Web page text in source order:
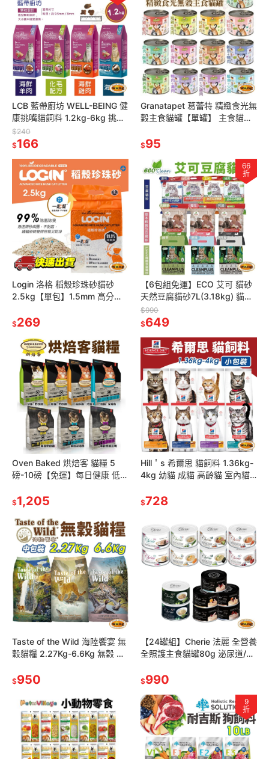
LCB 藍帶廚坊 WELL-BEING 健
康挑嘴貓飼料 1.2kg-6kg 挑嘴
貓糧 藍帶廚坊『林口旗艦店』
$240
$166
Granatapet 葛蕾特 精緻食光無
穀主食貓罐【單罐】 主食貓罐
$95
Login 洛格 稻殼珍珠砂貓砂
2.5kg【單包】1.5mm 高分子
『林口旗艦店』
$269
66
折
【6包組免運】ECO 艾可 貓砂
天然豆腐貓砂7L(3.18kg) 貓砂
『林口旗艦店』
$990
$649
Oven Baked 烘焙客 貓糧 5
磅-10磅【免運】每日健康 低敏
店』
$1,205
Hill＇s 希爾思 貓飼料 1.36kg-
4kg 幼貓 成貓 高齡貓 室內貓
$728
Taste of the Wild 海陸饗宴 無
穀貓糧 2.27Kg-6.6Kg 無榖 全
$950
【24罐組】Cherie 法麗 全營養
全照護主食貓罐80g 泌尿道/腸
貓罐頭『林口旗艦
$990
9
折